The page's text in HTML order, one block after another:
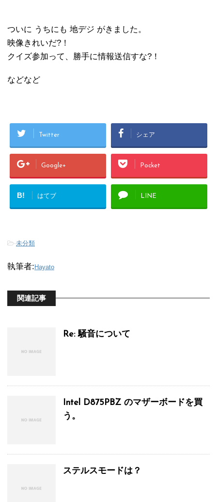
ついに うちにも 地デジ がきました。
映像きれいだ?！
クイズ参加って、勝手に情報送信すな?！
などなど
Twitter シェア
Google+ Pocket
B! はてブ LINE
-未分類
執筆者: Hayato
関連記事
Re: 騒音について
Intel D875PBZ のマザーボードを買
う。
ステルスモードは？